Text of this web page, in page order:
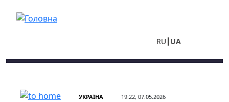
RU UA
УКРАЇНА 19:22, 07.05.2026